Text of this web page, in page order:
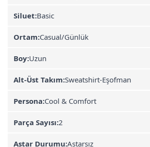
Siluet:Basic
Ortam:Casual/Günlük
Boy:Uzun
Alt-Üst Takım:Sweatshirt-Eşofman
Persona:Cool & Comfort
Parça Sayısı:2
Astar Durumu:Astarsız